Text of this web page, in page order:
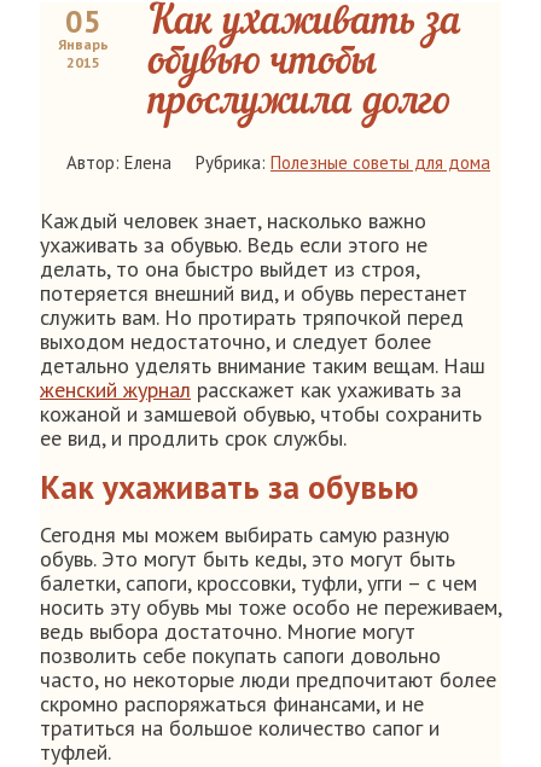
05
Январь
2015
Как ухаживать за
обувью чтобы
прослужила долго
Автор: Елена Рубрика: Полезные советы для дома
Каждый человек знает, насколько важно
ухаживать за обувью. Ведь если этого не
делать, то она быстро выйдет из строя,
потеряется внешний вид, и обувь перестанет
служить вам. Но протирать тряпочкой перед
выходом недостаточно, и следует более
детально уделять внимание таким вещам. Наш
женский журнал расскажет как ухаживать за
кожаной и замшевой обувью, чтобы сохранить
ее вид, и продлить срок службы.
Как ухаживать за обувью
Сегодня мы можем выбирать самую разную
обувь. Это могут быть кеды, это могут быть
балетки, сапоги, кроссовки, туфли, угги – с чем
носить эту обувь мы тоже особо не переживаем,
ведь выбора достаточно. Многие могут
позволить себе покупать сапоги довольно
часто, но некоторые люди предпочитают более
скромно распоряжаться финансами, и не
тратиться на большое количество сапог и
туфлей.